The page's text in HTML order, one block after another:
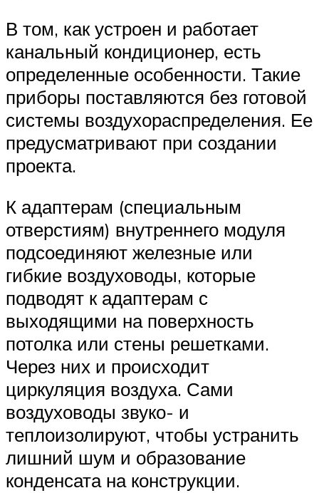
В том, как устроен и работает
канальный кондиционер, есть
определенные особенности. Такие
приборы поставляются без готовой
системы воздухораспределения. Ее
предусматривают при создании
проекта.
К адаптерам (специальным
отверстиям) внутреннего модуля
подсоединяют железные или
гибкие воздуховоды, которые
подводят к адаптерам с
выходящими на поверхность
потолка или стены решетками.
Через них и происходит
циркуляция воздуха. Сами
воздуховоды звуко- и
теплоизолируют, чтобы устранить
лишний шум и образование
конденсата на конструкции.